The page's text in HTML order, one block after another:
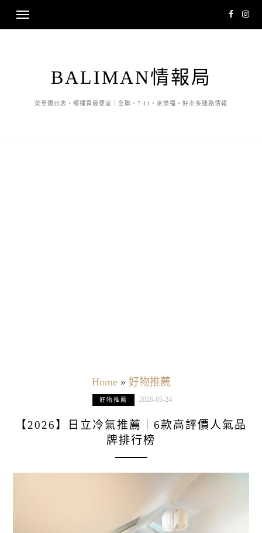
BALIMAN情報局
菜單價目表・哪裡買最便宜｜全聯・7-11・家樂福・好市多通路情報
Home» 好物推薦
好物推薦 2026-05-24
【2026】日立冷氣推薦｜6款高評價人氣品
牌排行榜